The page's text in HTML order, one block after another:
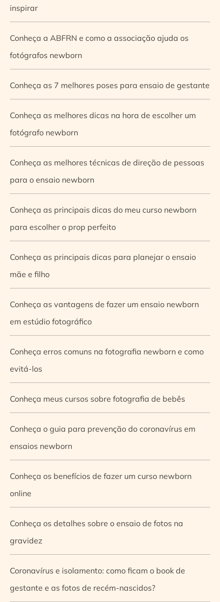
inspirar
Conheça a ABFRN e como a associação ajuda os
fotógrafos newborn
Conheça as 7 melhores poses para ensaio de gestante
Conheça as melhores dicas na hora de escolher um
fotógrafo newborn
Conheça as melhores técnicas de direção de pessoas
para o ensaio newborn
Conheça as principais dicas do meu curso newborn
para escolher o prop perfeito
Conheça as principais dicas para planejar o ensaio
mãe e filho
Conheça as vantagens de fazer um ensaio newborn
em estúdio fotográfico
Conheça erros comuns na fotografia newborn e como
evitá-los
Conheça meus cursos sobre fotografia de bebês
Conheça o guia para prevenção do coronavírus em
ensaios newborn
Conheça os benefícios de fazer um curso newborn
online
Conheça os detalhes sobre o ensaio de fotos na
gravidez
Coronavírus e isolamento: como ficam o book de
gestante e as fotos de recém-nascidos?